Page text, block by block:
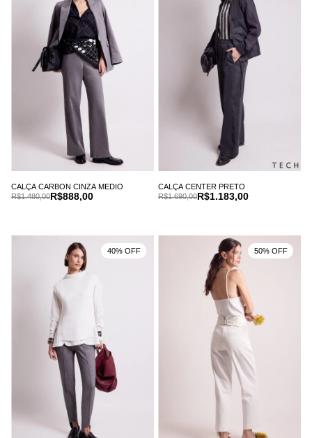
CALÇA CARBON CINZA MEDIO
R$888,00
R$1.480,00
CALÇA CENTER PRETO
R$1.183,00
R$1.690,00
40% OFF 50% OFF